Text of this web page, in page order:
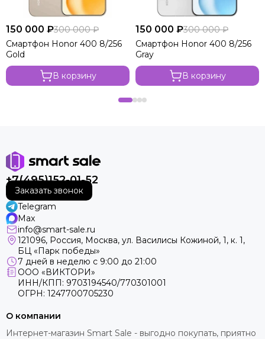
150 000 ₽300 000 ₽
Смартфон Honor 400 8/256
Gold
В корзину
150 000 ₽300 000 ₽
Смартфон Honor 400 8/256
Gray
В корзину
+7(495)152-01-52
Заказать звонок
Telegram
Max
info@smart-sale.ru
121096, Россия, Москва, ул. Василисы Кожиной, 1, к. 1,
БЦ «Парк победы»
7 дней в неделю с 9:00 до 21:00
ООО «ВИКТОРИ»
ИНН/КПП: 9703194540/770301001
ОГРН: 1247700705230
О компании
Интернет-магазин Smart Sale - выгодно покупать, приятно